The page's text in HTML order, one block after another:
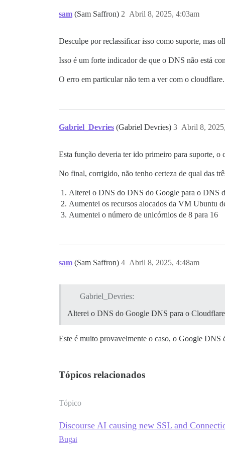
sam (Sam Saffron) Abril 8, 2025, 4:03am
2
Desculpe por reclassificar isso como suporte, mas
Isso é um forte indicador de que o DNS não está
O erro em particular não tem a ver com o cloudflare.
Gabriel_Devries (Gabriel Devries) Abril 8,
3
Esta função deveria ter ido primeiro para suporte,
No final, corrigido, não tenho certeza de qual das
Alterei o DNS do DNS do Google para o DNS
Aumentei os recursos alocados da VM Ubuntu
Aumentei o número de unicórnios de 8 para 16
sam (Sam Saffron) Abril 8, 2025, 4:48am
4
Gabriel_Devries:
Alterei o DNS do Google DNS para o
Este é muito provavelmente o caso, o Google DNS
Tópicos relacionados
Tópico
Discourse AI causing new SSL and
Bugai